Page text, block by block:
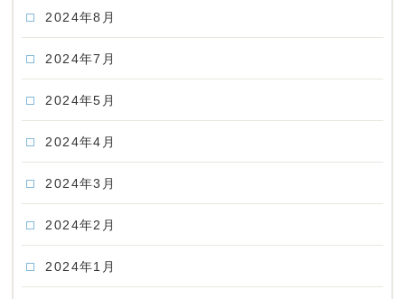
2024年8月
2024年7月
2024年5月
2024年4月
2024年3月
2024年2月
2024年1月